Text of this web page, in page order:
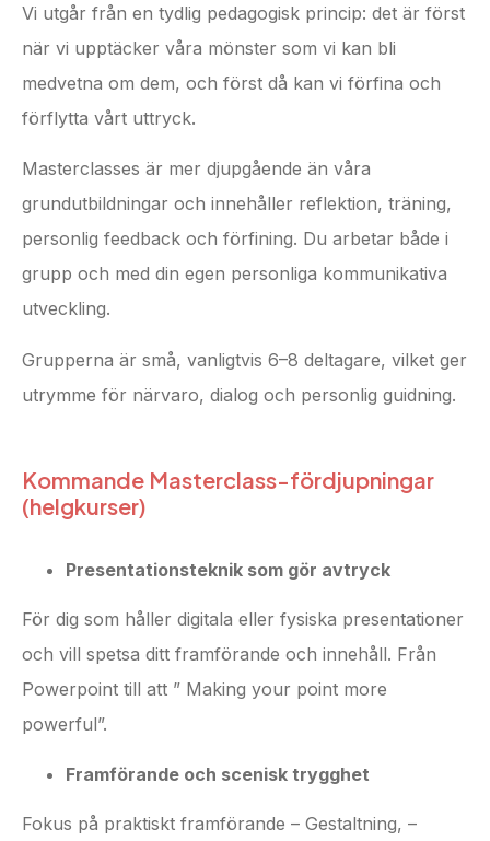
Vi utgår från en tydlig pedagogisk princip: det är först
när vi upptäcker våra mönster som vi kan bli
medvetna om dem, och först då kan vi förfina och
förflytta vårt uttryck.
Masterclasses är mer djupgående än våra
grundutbildningar och innehåller reflektion, träning,
personlig feedback och förfining. Du arbetar både i
grupp och med din egen personliga kommunikativa
utveckling.
Grupperna är små, vanligtvis 6–8 deltagare, vilket ger
utrymme för närvaro, dialog och personlig guidning.
Kommande Masterclass-fördjupningar
(helgkurser)
Presentationsteknik som gör avtryck
För dig som håller digitala eller fysiska presentationer
och vill spetsa ditt framförande och innehåll. Från
Powerpoint till att ” Making your point more
powerful”.
Framförande och scenisk trygghet
Fokus på praktiskt framförande – Gestaltning, –